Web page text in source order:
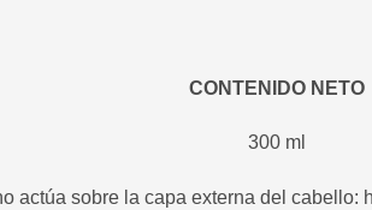
CONTENIDO NETO
300 ml
actúa sobre la capa externa del cabello: